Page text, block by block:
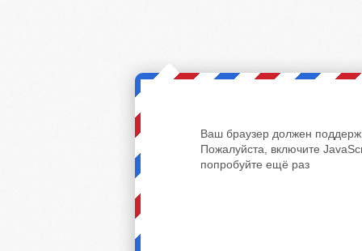
Ваш браузер должен
Пожалуйста, включите
попробуйте ещё раз